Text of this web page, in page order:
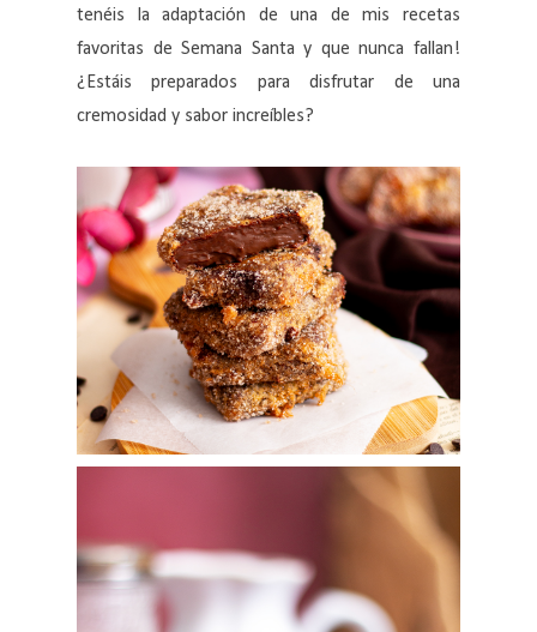
tenéis la adaptación de una de mis recetas
favoritas de Semana Santa y que nunca fallan!
¿Estáis preparados para disfrutar de una
cremosidad y sabor increíbles?